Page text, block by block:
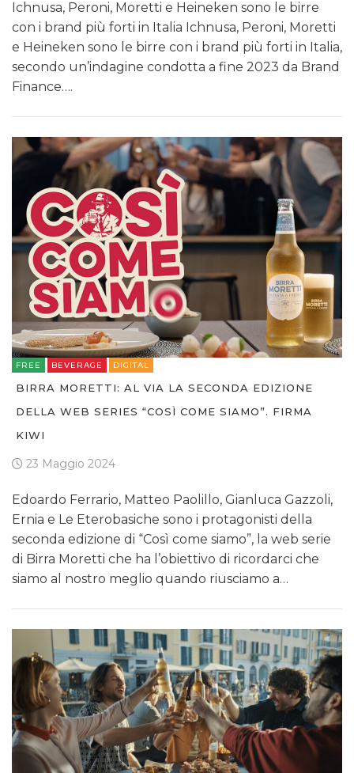
Ichnusa, Peroni, Moretti e Heineken sono le birre
con i brand più forti in Italia Ichnusa, Peroni, Moretti
e Heineken sono le birre con i brand più forti in Italia,
secondo un’indagine condotta a fine 2023 da Brand
Finance….
FREE BEVERAGE DIGITAL
BIRRA MORETTI: AL VIA LA SECONDA EDIZIONE
DELLA WEB SERIES “COSÌ COME SIAMO”. FIRMA
KIWI
23 Maggio 2024
Edoardo Ferrario, Matteo Paolillo, Gianluca Gazzoli,
Ernia e Le Eterobasiche sono i protagonisti della
seconda edizione di “Così come siamo”, la web serie
di Birra Moretti che ha l’obiettivo di ricordarci che
siamo al nostro meglio quando riusciamo a…